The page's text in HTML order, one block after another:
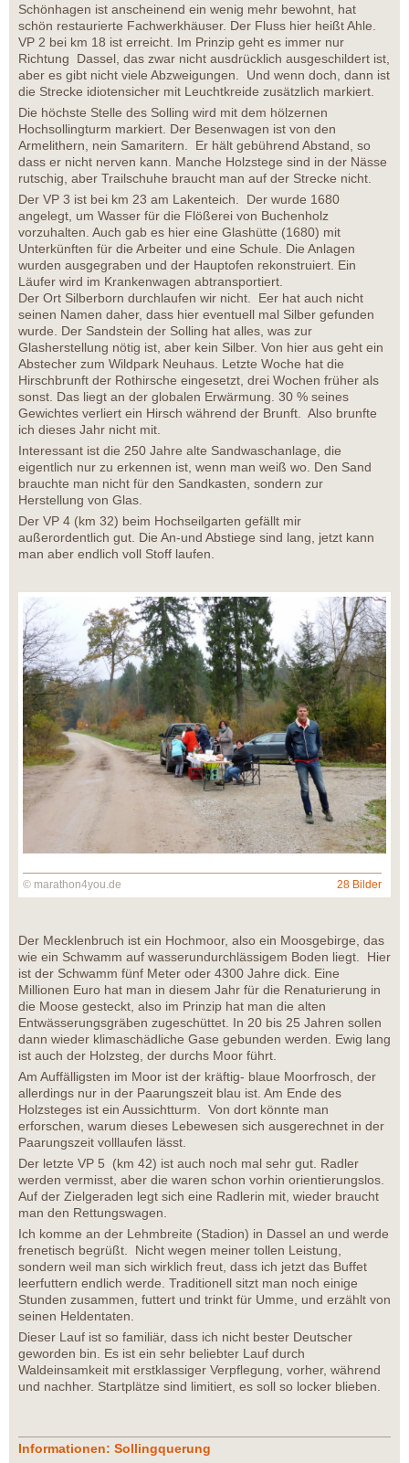
Schönhagen ist anscheinend ein wenig mehr bewohnt, hat
schön restaurierte Fachwerkhäuser. Der Fluss hier heißt Ahle.
VP 2 bei km 18 ist erreicht. Im Prinzip geht es immer nur
Richtung Dassel, das zwar nicht ausdrücklich ausgeschildert ist,
aber es gibt nicht viele Abzweigungen. Und wenn doch, dann ist
die Strecke idiotensicher mit Leuchtkreide zusätzlich markiert.
Die höchste Stelle des Solling wird mit dem hölzernen
Hochsollingturm markiert. Der Besenwagen ist von den
Armelithern, nein Samaritern. Er hält gebührend Abstand, so
dass er nicht nerven kann. Manche Holzstege sind in der Nässe
rutschig, aber Trailschuhe braucht man auf der Strecke nicht.
Der VP 3 ist bei km 23 am Lakenteich. Der wurde 1680
angelegt, um Wasser für die Flößerei von Buchenholz
vorzuhalten. Auch gab es hier eine Glashütte (1680) mit
Unterkünften für die Arbeiter und eine Schule. Die Anlagen
wurden ausgegraben und der Hauptofen rekonstruiert. Ein
Läufer wird im Krankenwagen abtransportiert.
Der Ort Silberborn durchlaufen wir nicht. Eer hat auch nicht
seinen Namen daher, dass hier eventuell mal Silber gefunden
wurde. Der Sandstein der Solling hat alles, was zur
Glasherstellung nötig ist, aber kein Silber. Von hier aus geht ein
Abstecher zum Wildpark Neuhaus. Letzte Woche hat die
Hirschbrunft der Rothirsche eingesetzt, drei Wochen früher als
sonst. Das liegt an der globalen Erwärmung. 30 % seines
Gewichtes verliert ein Hirsch während der Brunft. Also brunfte
ich dieses Jahr nicht mit.
Interessant ist die 250 Jahre alte Sandwaschanlage, die
eigentlich nur zu erkennen ist, wenn man weiß wo. Den Sand
brauchte man nicht für den Sandkasten, sondern zur
Herstellung von Glas.
Der VP 4 (km 32) beim Hochseilgarten gefällt mir
außerordentlich gut. Die An-und Abstiege sind lang, jetzt kann
man aber endlich voll Stoff laufen.
© marathon4you.de 28 Bilder
Der Mecklenbruch ist ein Hochmoor, also ein Moosgebirge, das
wie ein Schwamm auf wasserundurchlässigem Boden liegt. Hier
ist der Schwamm fünf Meter oder 4300 Jahre dick. Eine
Millionen Euro hat man in diesem Jahr für die Renaturierung in
die Moose gesteckt, also im Prinzip hat man die alten
Entwässerungsgräben zugeschüttet. In 20 bis 25 Jahren sollen
dann wieder klimaschädliche Gase gebunden werden. Ewig lang
ist auch der Holzsteg, der durchs Moor führt.
Am Auffälligsten im Moor ist der kräftig- blaue Moorfrosch, der
allerdings nur in der Paarungszeit blau ist. Am Ende des
Holzsteges ist ein Aussichtturm. Von dort könnte man
erforschen, warum dieses Lebewesen sich ausgerechnet in der
Paarungszeit volllaufen lässt.
Der letzte VP 5 (km 42) ist auch noch mal sehr gut. Radler
werden vermisst, aber die waren schon vorhin orientierungslos.
Auf der Zielgeraden legt sich eine Radlerin mit, wieder braucht
man den Rettungswagen.
Ich komme an der Lehmbreite (Stadion) in Dassel an und werde
frenetisch begrüßt. Nicht wegen meiner tollen Leistung,
sondern weil man sich wirklich freut, dass ich jetzt das Buffet
leerfuttern endlich werde. Traditionell sitzt man noch einige
Stunden zusammen, futtert und trinkt für Umme, und erzählt von
seinen Heldentaten.
Dieser Lauf ist so familiär, dass ich nicht bester Deutscher
geworden bin. Es ist ein sehr beliebter Lauf durch
Waldeinsamkeit mit erstklassiger Verpflegung, vorher, während
und nachher. Startplätze sind limitiert, es soll so locker blieben.
Informationen: Sollingquerung